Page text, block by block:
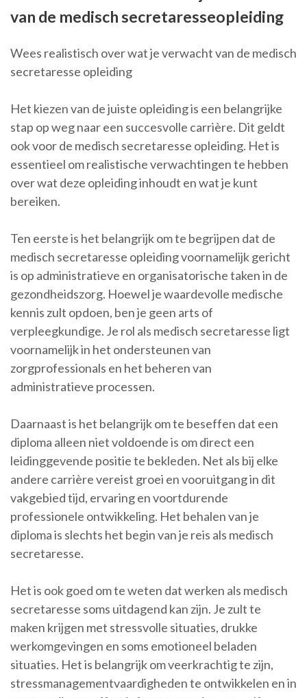
van de medisch secretaresseopleiding
Wees realistisch over wat je verwacht van de medisch
secretaresse opleiding
Het kiezen van de juiste opleiding is een belangrijke
stap op weg naar een succesvolle carrière. Dit geldt
ook voor de medisch secretaresse opleiding. Het is
essentieel om realistische verwachtingen te hebben
over wat deze opleiding inhoudt en wat je kunt
bereiken.
Ten eerste is het belangrijk om te begrijpen dat de
medisch secretaresse opleiding voornamelijk gericht
is op administratieve en organisatorische taken in de
gezondheidszorg. Hoewel je waardevolle medische
kennis zult opdoen, ben je geen arts of
verpleegkundige. Je rol als medisch secretaresse ligt
voornamelijk in het ondersteunen van
zorgprofessionals en het beheren van
administratieve processen.
Daarnaast is het belangrijk om te beseffen dat een
diploma alleen niet voldoende is om direct een
leidinggevende positie te bekleden. Net als bij elke
andere carrière vereist groei en vooruitgang in dit
vakgebied tijd, ervaring en voortdurende
professionele ontwikkeling. Het behalen van je
diploma is slechts het begin van je reis als medisch
secretaresse.
Het is ook goed om te weten dat werken als medisch
secretaresse soms uitdagend kan zijn. Je zult te
maken krijgen met stressvolle situaties, drukke
werkomgevingen en soms emotioneel beladen
situaties. Het is belangrijk om veerkrachtig te zijn,
stressmanagementvaardigheden te ontwikkelen en in